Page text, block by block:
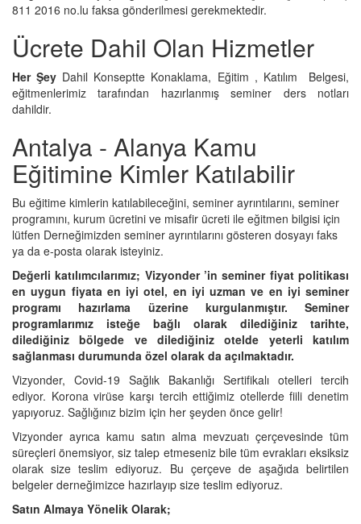
811 2016 no.lu faksa gönderilmesi gerekmektedir.
Ücrete Dahil Olan Hizmetler
Her Şey Dahil Konseptte Konaklama, Eğitim , Katılım Belgesi,
eğitmenlerimiz tarafından hazırlanmış seminer ders notları
dahildir.
Antalya - Alanya Kamu
Eğitimine Kimler Katılabilir
Bu eğitime kimlerin katılabileceğini, seminer ayrıntılarını, seminer
programını, kurum ücretini ve misafir ücreti ile eğitmen bilgisi için
lütfen Derneğimizden seminer ayrıntılarını gösteren dosyayı faks
ya da e-posta olarak isteyiniz.
Değerli katılımcılarımız; Vizyonder ’in seminer fiyat politikası
en uygun fiyata en iyi otel, en iyi uzman ve en iyi seminer
programı hazırlama üzerine kurgulanmıştır. Seminer
programlarımız isteğe bağlı olarak dilediğiniz tarihte,
dilediğiniz bölgede ve dilediğiniz otelde yeterli katılım
sağlanması durumunda özel olarak da açılmaktadır.
Vizyonder, Covid-19 Sağlık Bakanlığı Sertifikalı otelleri tercih
ediyor. Korona virüse karşı tercih ettiğimiz otellerde fiili denetim
yapıyoruz. Sağlığınız bizim için her şeyden önce gelir!
Vizyonder ayrıca kamu satın alma mevzuatı çerçevesinde tüm
süreçleri önemsiyor, siz talep etmeseniz bile tüm evrakları eksiksiz
olarak size teslim ediyoruz. Bu çerçeve de aşağıda belirtilen
belgeler derneğimizce hazırlayıp size teslim ediyoruz.
Satın Almaya Yönelik Olarak;